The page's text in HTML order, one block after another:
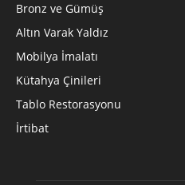
Bronz ve Gümüş
Altın Varak Yaldız
Mobilya İmalatı
Kütahya Çinileri
Tablo Restorasyonu
İrtibat